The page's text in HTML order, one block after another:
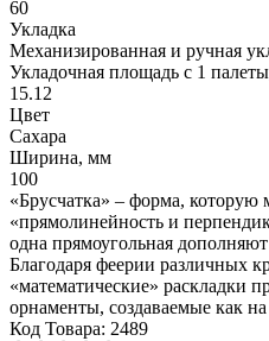
60
Укладка
Механизированная и ручная
Укладочная площадь с 1
15.12
Цвет
Сахара
Ширина, мм
100
«Брусчатка» – форма, которую
«прямолинейность и
одна прямоугольная
Благодаря феерии различных
«математические» раскладки
орнаменты, создаваемые как
Код Товара: 2489